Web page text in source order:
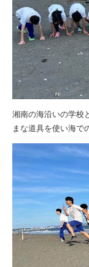
湘南の海沿いの学校
まな道具を使い海で